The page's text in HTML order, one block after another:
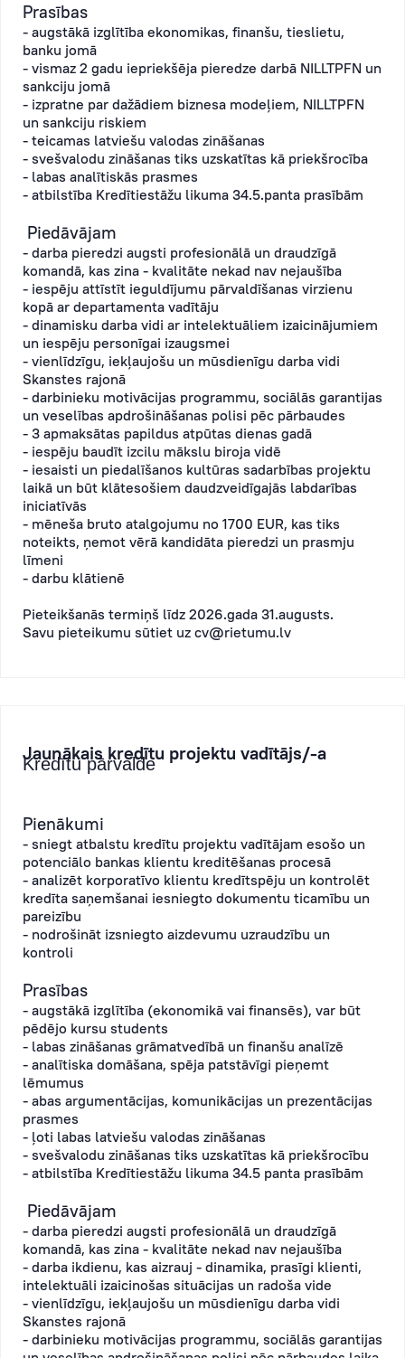
Prasības
- augstākā izglītība ekonomikas, finanšu, tieslietu,
banku jomā
- vismaz 2 gadu iepriekšēja pieredze darbā NILLTPFN un
sankciju jomā
- izpratne par dažādiem biznesa modeļiem, NILLTPFN
un sankciju riskiem
- teicamas latviešu valodas zināšanas
- svešvalodu zināšanas tiks uzskatītas kā priekšrocība
- labas analītiskās prasmes
- atbilstība Kredītiestāžu likuma 34.5.panta prasībām
Piedāvājam
- darba pieredzi augsti profesionālā un draudzīgā
komandā, kas zina - kvalitāte nekad nav nejaušība
- iespēju attīstīt ieguldījumu pārvaldīšanas virzienu
kopā ar departamenta vadītāju
- dinamisku darba vidi ar intelektuāliem izaicinājumiem
un iespēju personīgai izaugsmei
- vienlīdzīgu, iekļaujošu un mūsdienīgu darba vidi
Skanstes rajonā
- darbinieku motivācijas programmu, sociālās garantijas
un veselības apdrošināšanas polisi pēc pārbaudes
- 3 apmaksātas papildus atpūtas dienas gadā
- iespēju baudīt izcilu mākslu biroja vidē
- iesaisti un piedalīšanos kultūras sadarbības projektu
laikā un būt klātesošiem daudzveidīgajās labdarības
iniciatīvās
- mēneša bruto atalgojumu no 1700 EUR, kas tiks
noteikts, ņemot vērā kandidāta pieredzi un prasmju
līmeni
- darbu klātienē
Pieteikšanās termiņš līdz 2026.gada 31.augusts.
Savu pieteikumu sūtiet uz cv@rietumu.lv
Jaunākais kredītu projektu vadītājs/-a
Kredītu pārvalde
Pienākumi
- sniegt atbalstu kredītu projektu vadītājam esošo un
potenciālo bankas klientu kreditēšanas procesā
- analizēt korporatīvo klientu kredītspēju un kontrolēt
kredīta saņemšanai iesniegto dokumentu ticamību un
pareizību
- nodrošināt izsniegto aizdevumu uzraudzību un
kontroli
Prasības
- augstākā izglītība (ekonomikā vai finansēs), var būt
pēdējo kursu students
- labas zināšanas grāmatvedībā un finanšu analīzē
- analītiska domāšana, spēja patstāvīgi pieņemt
lēmumus
- abas argumentācijas, komunikācijas un prezentācijas
prasmes
- ļoti labas latviešu valodas zināšanas
- svešvalodu zināšanas tiks uzskatītas kā priekšrocību
- atbilstība Kredītiestāžu likuma 34.5 panta prasībām
Piedāvājam
- darba pieredzi augsti profesionālā un draudzīgā
komandā, kas zina - kvalitāte nekad nav nejaušība
- darba ikdienu, kas aizrauj - dinamika, prasīgi klienti,
intelektuāli izaicinošas situācijas un radoša vide
- vienlīdzīgu, iekļaujošu un mūsdienīgu darba vidi
Skanstes rajonā
- darbinieku motivācijas programmu, sociālās garantijas